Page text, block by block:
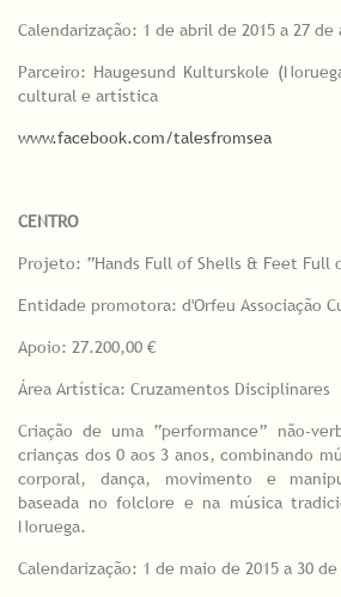
Calendarização: 1 de abril de 2015 a 27 de
Parceiro: Haugesund Kulturskole
cultural e artística
www.facebook.com/talesfromsea
CENTRO
Projeto: “Hands Full of Shells & Feet Full
Entidade promotora: d'Orfeu Associação
Apoio: 27.200,00 €
Área Artística: Cruzamentos Disciplinares
Criação de uma “performance” não-
crianças dos 0 aos 3 anos, combinando
corporal, dança, movimento e
baseada no folclore e na música
Noruega.
Calendarização: 1 de maio de 2015 a 30